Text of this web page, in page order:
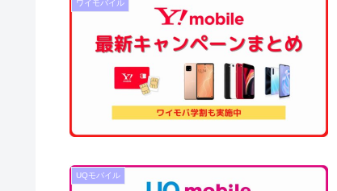
ワイモバイル
UQモバイル